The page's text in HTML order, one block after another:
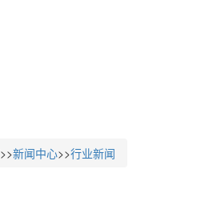
>>新闻中心>>行业新闻